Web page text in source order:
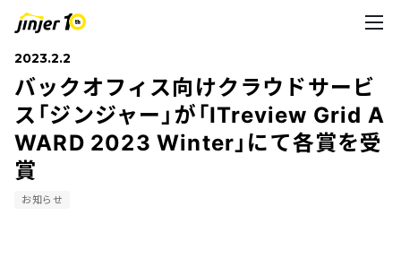
2023.2.2
バックオフィス向けクラウドサービ
ス「ジンジャー」が「ITreview Grid A
WARD 2023 Winter」にて各賞を受
賞
お知らせ